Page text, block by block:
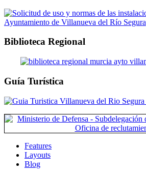
Biblioteca Regional
Guía Turística
Features
Layouts
Blog